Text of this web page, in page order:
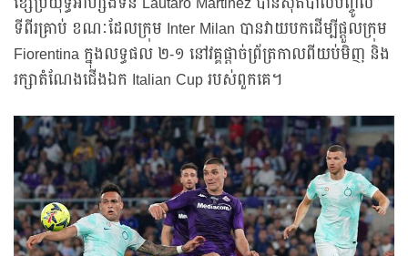
ទីពីរគ្រាប់ ខណៈដែលក្រុម Inter Milan បានវាយបកដើម្បីផ្តួលក្រុម
Fiorentina ក្នុងលទ្ធផល ២-១ នៅវគ្គផ្ដាច់ព្រ័ត្រកាលពីយប់មិញ និង
រក្សាតំណែងជើងឯក Italian Cup របស់ពួកគេ។